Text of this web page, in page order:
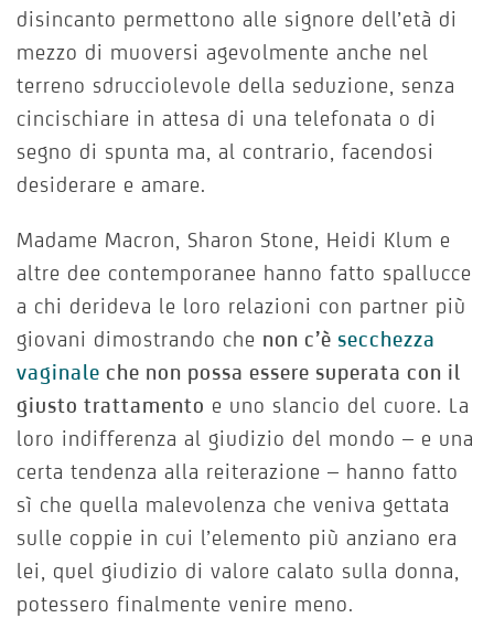
disincanto permettono alle signore dell’età di
mezzo di muoversi agevolmente anche nel
terreno sdrucciolevole della seduzione, senza
cincischiare in attesa di una telefonata o di
segno di spunta ma, al contrario, facendosi
desiderare e amare.
Madame Macron, Sharon Stone, Heidi Klum e
altre dee contemporanee hanno fatto spallucce
a chi derideva le loro relazioni con partner più
giovani dimostrando che non c’è secchezza
vaginale che non possa essere superata con il
giusto trattamento e uno slancio del cuore. La
loro indifferenza al giudizio del mondo – e una
certa tendenza alla reiterazione – hanno fatto
sì che quella malevolenza che veniva gettata
sulle coppie in cui l’elemento più anziano era
lei, quel giudizio di valore calato sulla donna,
potessero finalmente venire meno.